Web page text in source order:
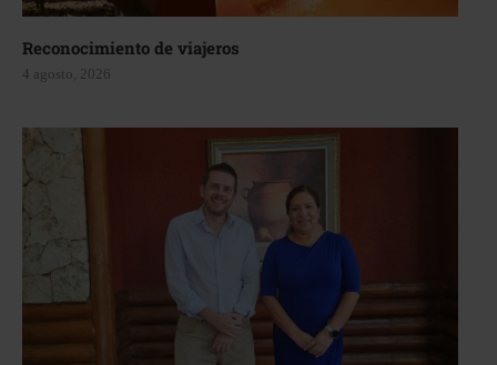
Reconocimiento de viajeros
4 agosto, 2026